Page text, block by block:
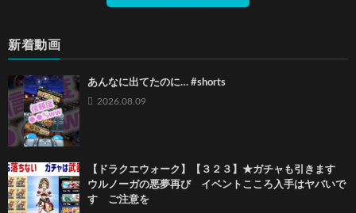
新着動画
あんなに出てたのに… #shorts
2026.08.09
【ドラクエウォーク】【３２３】★ガチャも引きます
ウルノーガの悪夢再び イベントこころ入手はヤバいで
す ご注意を